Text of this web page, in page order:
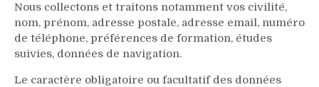
Nous collectons et traitons notamment vos civilité,
nom, prénom, adresse postale, adresse email, numéro
de téléphone, préférences de formation, études
suivies, données de navigation.
Le caractère obligatoire ou facultatif des données